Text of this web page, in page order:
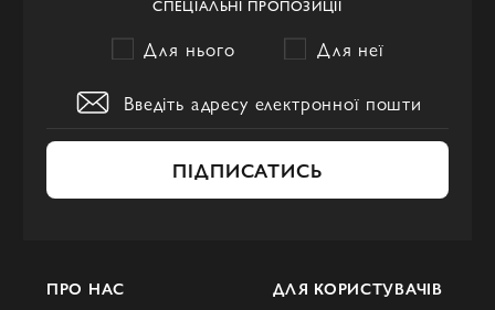
СПЕЦІАЛЬНІ ПРОПОЗИЦІЇ
Для нього Для неї
ПІДПИСАТИСЬ
ПРО НАС ДЛЯ КОРИСТУВАЧІВ